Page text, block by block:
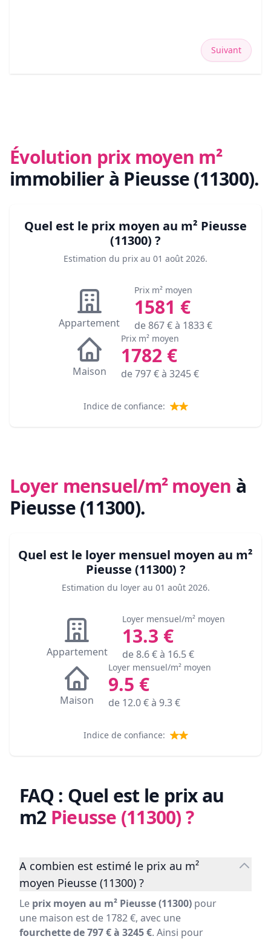
Suivant
Évolution prix moyen m²
immobilier à Pieusse (11300).
Quel est le prix moyen au m² Pieusse
(11300) ?
Estimation du prix au 01 août 2026.
Appartement
Prix m² moyen
1581 €
de867€ à 1833€
Maison
Prix m² moyen
1782€
de797€ à 3245€
Indice de confiance:
Loyer mensuel/m² moyen à
Pieusse (11300).
Quel est le loyer mensuel moyen au m²
Pieusse (11300) ?
Estimation du loyer au 01 août 2026.
Appartement
Loyer mensuel/m² moyen
13.3 €
de8.6€ à 16.5€
Maison
Loyer mensuel/m² moyen
9.5 €
de 12.0€ à 9.3€
Indice de confiance:
FAQ : Quel est le prix au
m2 Pieusse (11300)?
A combien est estimé le prix au m²
moyen Pieusse (11300) ?
Le prix moyen au m² Pieusse (11300) pour
une maison est de 1782 €, avec une
fourchette de 797 € à 3245 €. Ainsi pour